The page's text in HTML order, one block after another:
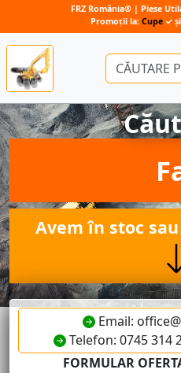
Avem în stoc
Email:
Telefon: 0745 314
FORMULAR
FRZ România® | Piese
Promoții la: Cupe ✓ și